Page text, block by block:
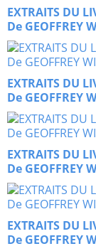
EXTRAITS DU
De GEOFFREY
EXTRAITS DU
De GEOFFREY
EXTRAITS DU
De GEOFFREY
EXTRAITS DU
De GEOFFREY